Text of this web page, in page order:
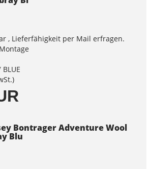
, Lieferfähigkeit per Mail erfragen.
BLUE
Bontrager Adventure Wool
Blu